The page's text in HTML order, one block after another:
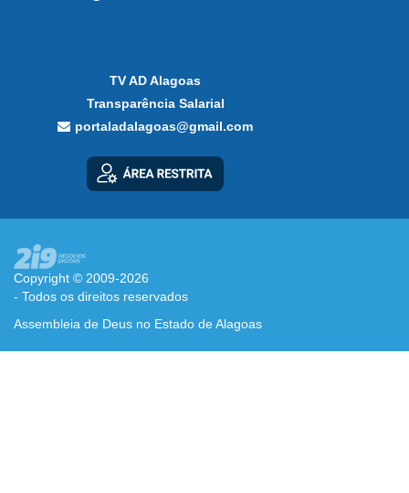
TV AD Alagoas
Transparência Salarial
portaladalagoas@gmail.com
Copyright © 2009-2026
- Todos os direitos reservados
Assembleia de Deus no Estado de Alagoas